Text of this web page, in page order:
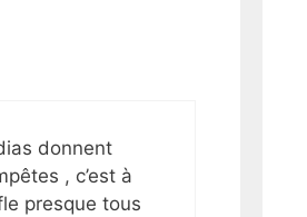
donnent
, c’est à
presque tous